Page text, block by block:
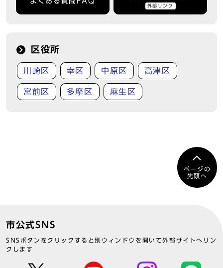
外部リンク
区役所
川崎区 幸区 中原区 高津区
宮前区 多摩区 麻生区
ページの
先頭へ
市公式SNS
SNSボタンをクリックすると別ウィンドウを開いて外部サイトへリン
クします